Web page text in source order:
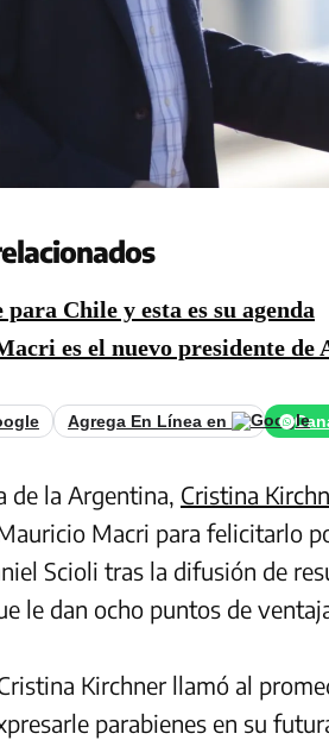
para Chile y esta es su agenda
es el nuevo presidente
Agrega En Línea en
de la Argentina, Cristina
Macri para felicitarlo
Scioli tras la difusión de
le dan ocho puntos de
Kirchner llamó al
parabienes en su